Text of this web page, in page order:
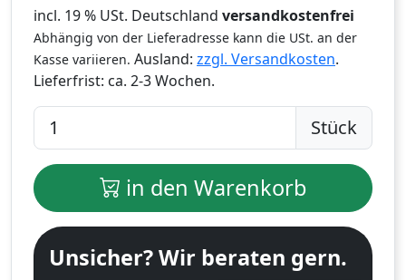
incl. 19 % USt. Deutschland versandkostenfrei
Abhängig von der Lieferadresse kann die USt. an der
Kasse variieren. Ausland: zzgl. Versandkosten.
Lieferfrist: ca. 2-3 Wochen.
Stück
in den Warenkorb
Unsicher? Wir beraten gern.